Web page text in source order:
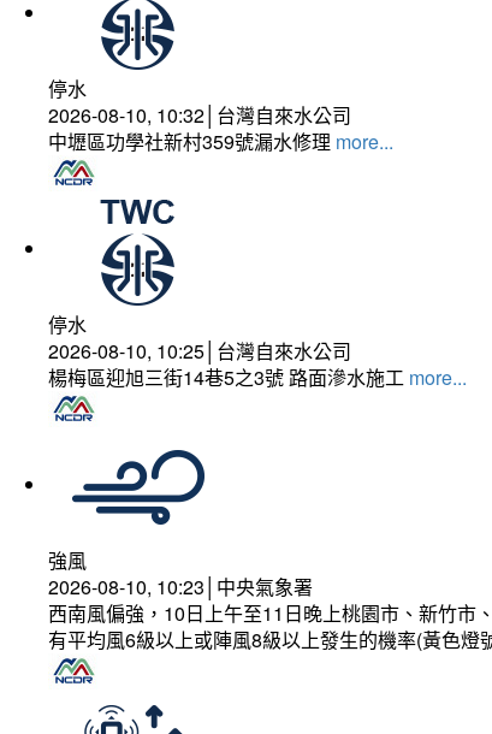
停水
2026-08-10, 10:32│台灣自來水公司
中壢區功學社新村359號漏水修理 more...
停水
2026-08-10, 10:25│台灣自來水公司
楊梅區迎旭三街14巷5之3號 路面滲水施工 more...
強風
2026-08-10, 10:23│中央氣象署
西南風偏強，10日上午至11日晚上桃園市、新竹市
有平均風6級以上或陣風8級以上發生的機率(黃色燈